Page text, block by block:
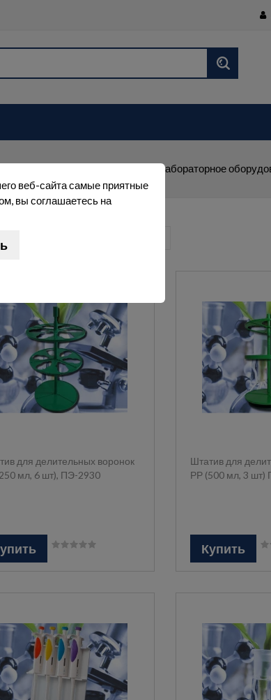
Вспомогательное лабораторное
для делительных воронок
мл, 6 шт), ПЭ-2930
Штатив для
РР (500 мл, 3 шт)
Купить
веб-сайта самые приятные
вы соглашаетесь на